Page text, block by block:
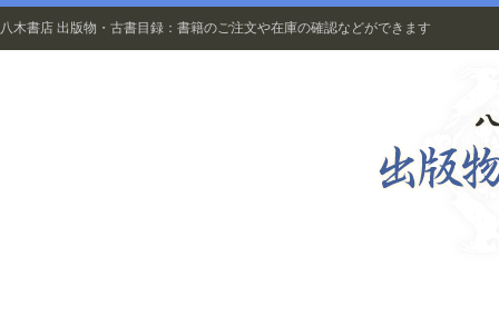
八木書店 出版物・古書目録：書籍のご注文や在庫の確認などができます